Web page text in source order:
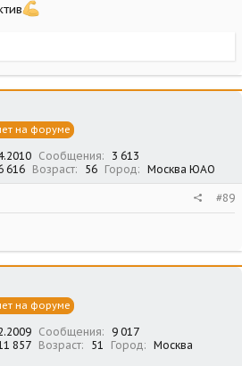
на форуме
Сообщения
3 613
616 Возраст 56 Город Москва ЮАО
#89
на форуме
Сообщения
9 017
857 Возраст 51 Город
Москва